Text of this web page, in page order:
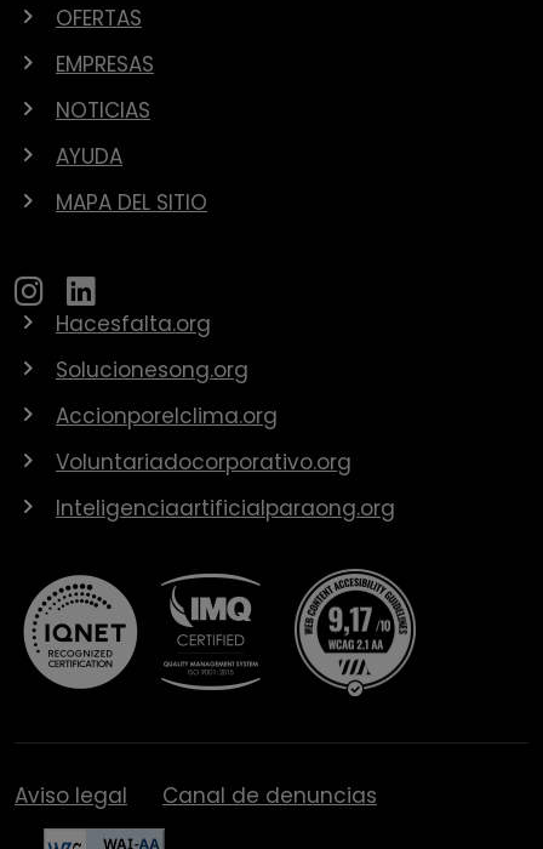
OFERTAS
EMPRESAS
NOTICIAS
AYUDA
MAPA DEL SITIO
Hacesfalta.org
Solucionesong.org
Accionporelclima.org
Voluntariadocorporativo.org
Inteligenciaartificialparaong.org
Aviso legal Canal de denuncias